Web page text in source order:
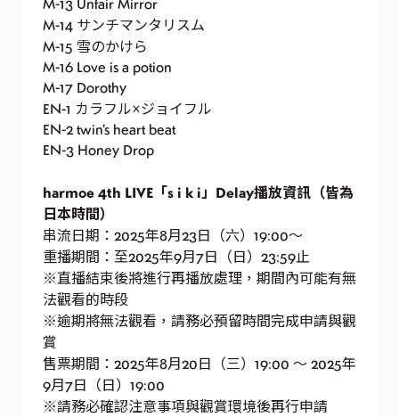
M-14 サンチマンタリスム
M-15 雪のかけら
M-16 Love is a potion
M-17 Dorothy
EN-1 カラフル×ジョイフル
EN-2 twin’s heart beat
EN-3 Honey Drop
harmoe 4th LIVE「s i k i」Delay播放資訊（皆為
日本時間）
串流日期：2025年8月23日（六）19:00〜
重播期間：至2025年9月7日（日）23:59止
※直播結束後將進行再播放處理，期間內可能有無
法觀看的時段
※逾期將無法觀看，請務必預留時間完成申請與觀
賞
售票期間：2025年8月20日（三）19:00 ～ 2025年
9月7日（日）19:00
※請務必確認注意事項與觀賞環境後再行申請